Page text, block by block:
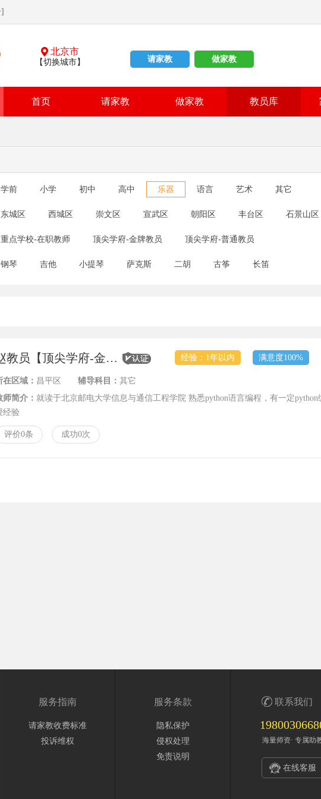
北京市
【切换城市】 请家教 做家教
首页 请家教 做家教 教员库
学前 小学 初中 高中 乐器 语言 艺术 其它
东城区 西城区 崇文区 宣武区 朝阳区 丰台区 石景山区
昌平区 大兴区 怀柔区 平谷区 密云县 延庆县
重点学校-在职教师 顶尖学府-金牌教员 顶尖学府-普通教员
钢琴 吉他 小提琴 萨克斯 二胡 古筝 长笛
赵教员【顶尖学府-金牌教员】 经验：1年以内 满意度100%
在区域： 昌平区 辅导科目： 其它
师简介： 就读于北京邮电大学信息与通信工程学院 熟悉python语言编程，有一定
经验
评价0条 成功0次
服务指南
请家教收费标准
投诉维权
服务条款
隐私保护
侵权处理
免责说明
联系我们
海量师资· 专属助
在线客服